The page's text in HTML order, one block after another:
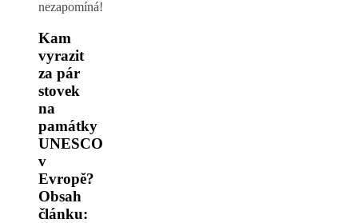
nezapomíná!
Kam
vyrazit
za pár
stovek
na
památky
UNESCO
v
Evropě?
Obsah
článku: